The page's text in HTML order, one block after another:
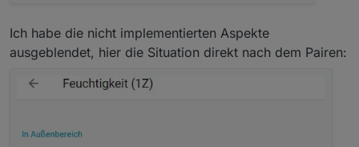
Ich habe die nicht implementierten Aspekte
ausgeblendet, hier die Situation direkt nach dem Pairen: